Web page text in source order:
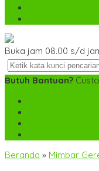
Buka jam 08.00 s/d
Butuh Bantuan?
Beranda » Mimbar